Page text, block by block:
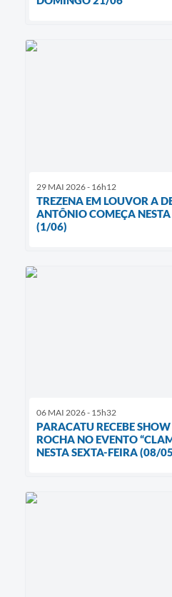
29 MAI 2026 - 16h12
TREZENA EM LOUVOR A
ANTÔNIO COMEÇA
(1/06)
06 MAI 2026 - 15h32
PARACATU RECEBE
ROCHA NO EVENTO
NESTA SEXTA-FEIRA (08/